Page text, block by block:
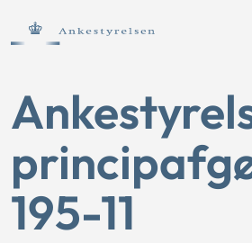
195-11